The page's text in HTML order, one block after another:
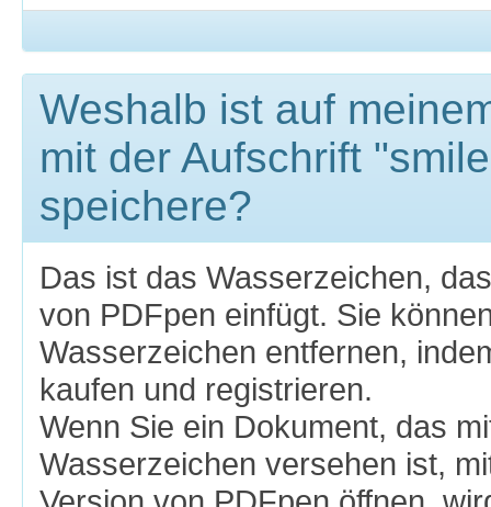
Weshalb ist auf
mit der Aufschrift
speichere?
Das ist das Wasserzeichen,
von PDFpen einfügt. Sie
Wasserzeichen entfernen,
kaufen und registrieren.
Wenn Sie ein Dokument, das
Wasserzeichen versehen ist,